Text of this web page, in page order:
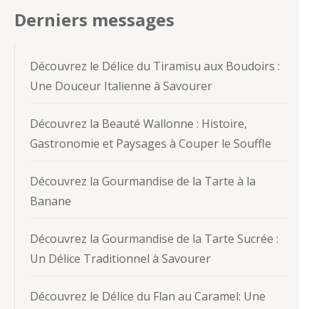
Derniers messages
Découvrez le Délice du Tiramisu aux Boudoirs :
Une Douceur Italienne à Savourer
Découvrez la Beauté Wallonne : Histoire,
Gastronomie et Paysages à Couper le Souffle
Découvrez la Gourmandise de la Tarte à la
Banane
Découvrez la Gourmandise de la Tarte Sucrée :
Un Délice Traditionnel à Savourer
Découvrez le Délice du Flan au Caramel: Une